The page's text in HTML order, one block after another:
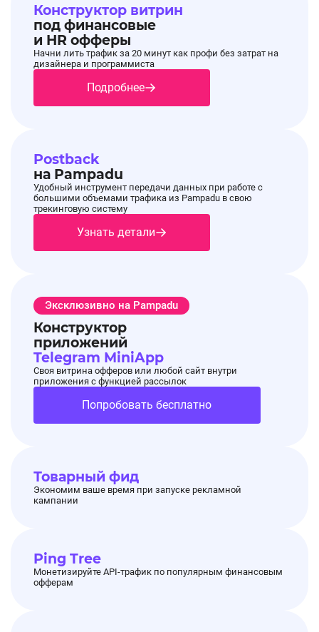
Конструктор витрин
под финансовые
и HR офферы
Начни лить трафик за 20 минут как профи без затрат на
дизайнера и программиста
Подробнее
Postback
на Pampadu
Удобный инструмент передачи данных при работе с
большими объемами трафика из Pampadu в свою
трекинговую систему
Узнать детали
Эксклюзивно на Pampadu
Конструктор
приложений
Telegram MiniApp
Своя витрина офферов или любой сайт внутри
приложения с функцией рассылок
Попробовать бесплатно
Товарный фид
Экономим ваше время при запуске рекламной
кампании
Ping Tree
Монетизируйте API-трафик по популярным финансовым
офферам